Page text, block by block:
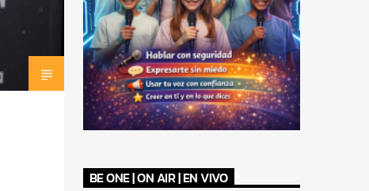
BE ONE | ON AIR | EN VIVO